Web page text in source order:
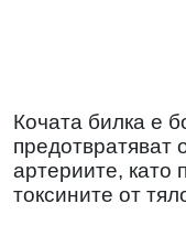
Кочата билка е
предотвратяват
артериите, като
токсините от